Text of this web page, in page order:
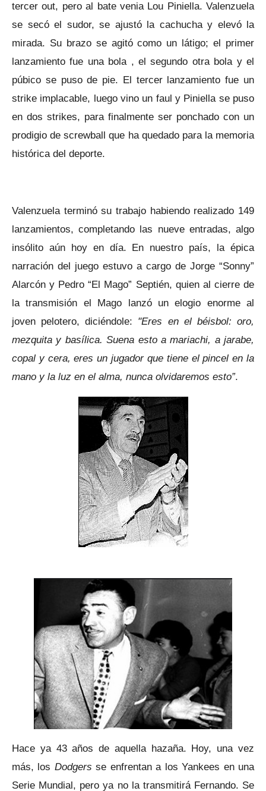
tercer out, pero al bate venia Lou Piniella. Valenzuela
se secó el sudor, se ajustó la cachucha y elevó la
mirada. Su brazo se agitó como un látigo; el primer
lanzamiento fue una bola , el segundo otra bola y el
púbico se puso de pie. El tercer lanzamiento fue un
strike implacable, luego vino un faul y Piniella se puso
en dos strikes, para finalmente ser ponchado con un
prodigio de screwball que ha quedado para la memoria
histórica del deporte.
Valenzuela terminó su trabajo habiendo realizado 149
lanzamientos, completando las nueve entradas, algo
insólito aún hoy en día. En nuestro país, la épica
narración del juego estuvo a cargo de Jorge “Sonny”
Alarcón y Pedro “El Mago” Septién, quien al cierre de
la transmisión el Mago lanzó un elogio enorme al
joven pelotero, diciéndole: "Eres en el béisbol: oro,
mezquita y basílica. Suena esto a mariachi, a jarabe,
copal y cera, eres un jugador que tiene el pincel en la
mano y la luz en el alma, nunca olvidaremos esto”.
Hace ya 43 años de aquella hazaña. Hoy, una vez
más, los Dodgers se enfrentan a los Yankees en una
Serie Mundial, pero ya no la transmitirá Fernando. Se